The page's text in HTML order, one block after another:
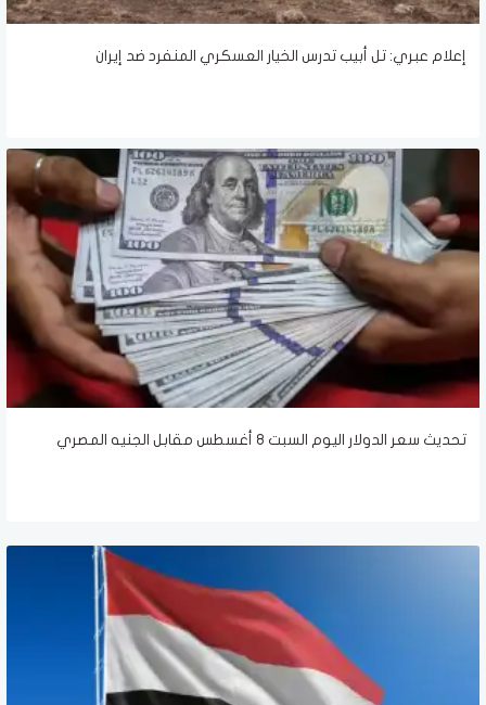
إعلام عبري: تل أبيب تدرس الخيار العسكري المنفرد ضد إيران
تحديث سعر الدولار اليوم السبت 8 أغسطس مقابل الجنيه المصري